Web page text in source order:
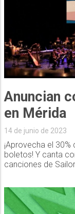
Anuncian
en Mérida
14 de junio de 2023
¡Aprovecha el
boletos! Y canta
canciones de